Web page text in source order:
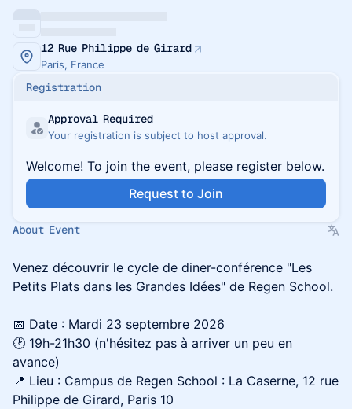
12 Rue Philippe de Girard
Paris, France
Registration
Approval Required
Your registration is subject to host approval.
Welcome! To join the event, please register below.
Request to Join
About Event
Venez découvrir le cycle de diner-conférence "Les
Petits Plats dans les Grandes Idées" de Regen School.
📅 Date : Mardi 23 septembre 2026
🕑 19h-21h30 (n'hésitez pas à arriver un peu en
avance)
📍 Lieu : Campus de Regen School : La Caserne, 12 rue
Philippe de Girard, Paris 10